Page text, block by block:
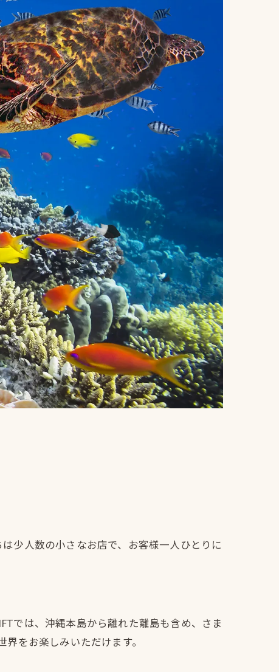
少人数の小さなお店で、お客様一人ひとりに
では、沖縄本島から離れた離島も含め、さま
をお楽しみいただけます。